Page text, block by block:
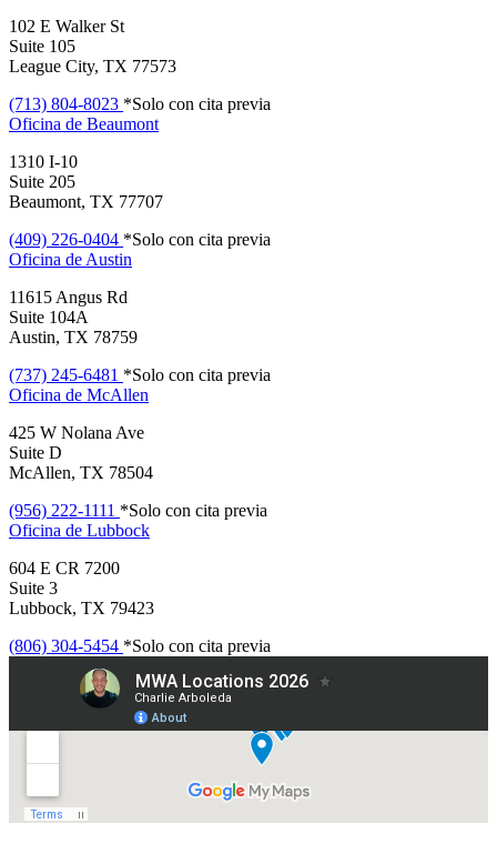
102 E Walker St
Suite 105
League City, TX 77573
(713) 804-8023 *Solo con cita previa
Oficina de Beaumont
1310 I-10
Suite 205
Beaumont, TX 77707
(409) 226-0404 *Solo con cita previa
Oficina de Austin
11615 Angus Rd
Suite 104A
Austin, TX 78759
(737) 245-6481 *Solo con cita previa
Oficina de McAllen
425 W Nolana Ave
Suite D
McAllen, TX 78504
(956) 222-1111 *Solo con cita previa
Oficina de Lubbock
604 E CR 7200
Suite 3
Lubbock, TX 79423
(806) 304-5454 *Solo con cita previa